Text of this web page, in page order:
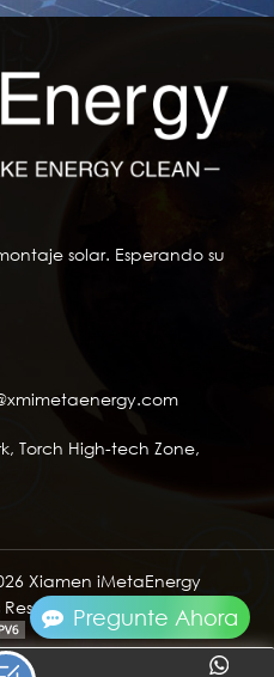
Pregunte Ahora
solar. Esperando su
Torch High-tech Zone,
Xiamen iMetaEnergy
Soporta red IPv6